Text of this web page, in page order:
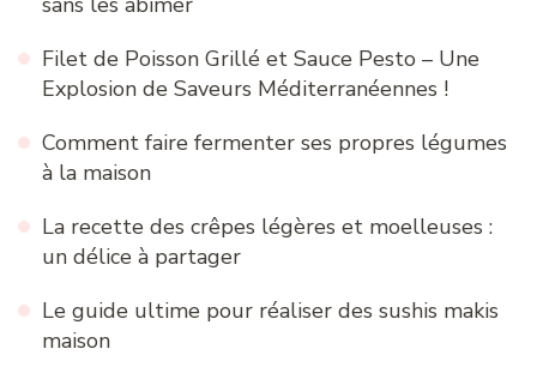
Filet de Poisson Grillé et Sauce Pesto – Une
Explosion de Saveurs Méditerranéennes !
Comment faire fermenter ses propres légumes
à la maison
La recette des crêpes légères et moelleuses :
un délice à partager
Le guide ultime pour réaliser des sushis makis
maison